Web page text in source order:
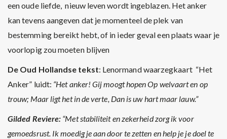
een oude liefde, nieuw leven wordt ingeblazen. Het anker
kan tevens aangeven dat je momenteel de plek van
bestemming bereikt hebt, of in ieder geval een plaats waar je
voorlopig zou moeten blijven
De Oud Hollandse tekst: Lenormand waarzegkaart “Het
Anker” luidt: “Het anker! Gij moogt hopen Op welvaart en op
trouw; Maar ligt het in de verte, Dan is uw hart maar lauw.”
Gilded Reviere: “Met stabiliteit en zekerheid zorg ik voor
gemoedsrust. Ik moedig je aan door te zetten en help je je doel te